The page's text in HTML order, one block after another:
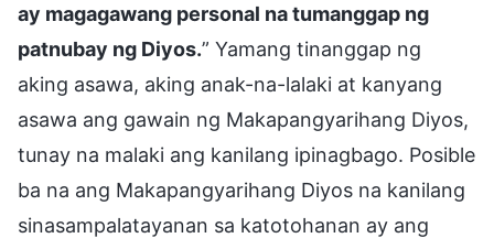
ay magagawang personal na tumanggap ng
patnubay ng Diyos.” Yamang tinanggap ng
aking asawa, aking anak-na-lalaki at kanyang
asawa ang gawain ng Makapangyarihang Diyos,
tunay na malaki ang kanilang ipinagbago. Posible
ba na ang Makapangyarihang Diyos na kanilang
sinasampalatayanan sa katotohanan ay ang